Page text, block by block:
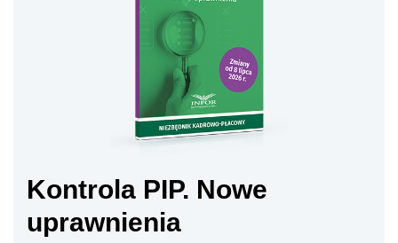
Kontrola PIP. Nowe
uprawnienia